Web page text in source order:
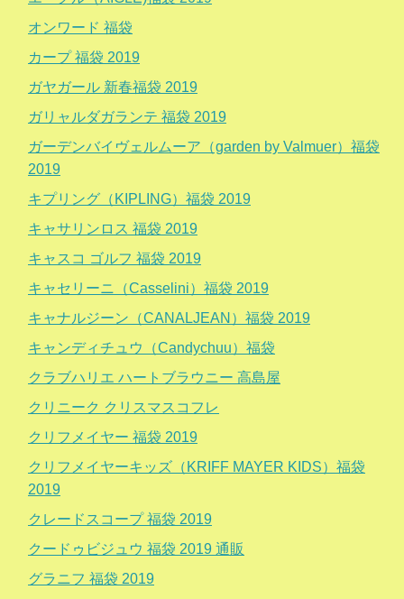
オンワード 福袋
カープ 福袋 2019
ガヤガール 新春福袋 2019
ガリャルダガランテ 福袋 2019
ガーデンバイヴェルムーア（garden by Valmuer）福袋
2019
キプリング（KIPLING）福袋 2019
キャサリンロス 福袋 2019
キャスコ ゴルフ 福袋 2019
キャセリーニ（Casselini）福袋 2019
キャナルジーン（CANALJEAN）福袋 2019
キャンディチュウ（Candychuu）福袋
クラブハリエ ハートブラウニー 高島屋
クリニーク クリスマスコフレ
クリフメイヤー 福袋 2019
クリフメイヤーキッズ（KRIFF MAYER KIDS）福袋
2019
クレードスコープ 福袋 2019
クードゥビジュウ 福袋 2019 通販
グラニフ 福袋 2019